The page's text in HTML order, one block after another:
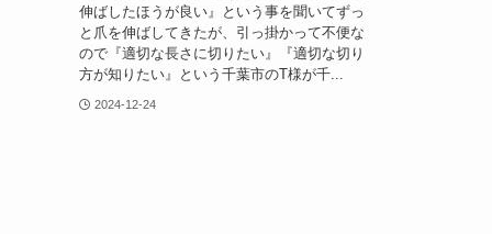
伸ばしたほうが良い』という事を聞いてずっ
と爪を伸ばしてきたが、引っ掛かって不便な
ので『適切な長さに切りたい』『適切な切り
方が知りたい』という千葉市のT様が千...
2024-12-24